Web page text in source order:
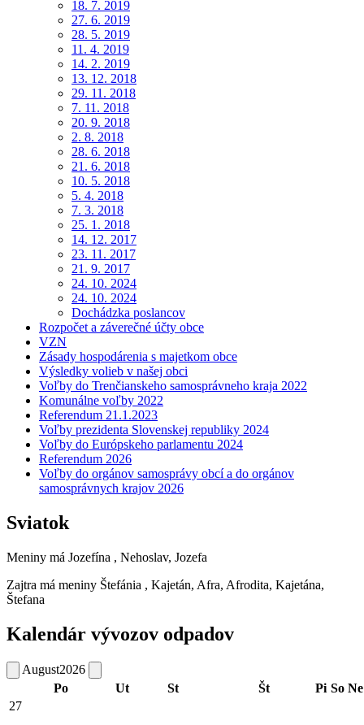
18. 7. 2019
27. 6. 2019
28. 5. 2019
11. 4. 2019
14. 2. 2019
13. 12. 2018
29. 11. 2018
7. 11. 2018
20. 9. 2018
2. 8. 2018
28. 6. 2018
21. 6. 2018
10. 5. 2018
5. 4. 2018
7. 3. 2018
25. 1. 2018
14. 12. 2017
23. 11. 2017
21. 9. 2017
24. 10. 2024
24. 10. 2024
Dochádzka poslancov
Rozpočet a záverečné účty obce
VZN
Zásady hospodárenia s majetkom obce
Výsledky volieb v našej obci
Voľby do Trenčianskeho samosprávneho kraja 2022
Komunálne voľby 2022
Referendum 21.1.2023
Voľby prezidenta Slovenskej republiky 2024
Voľby do Európskeho parlamentu 2024
Referendum 2026
Voľby do orgánov samosprávy obcí a do orgánov
samosprávnych krajov 2026
Sviatok
Meniny má Jozefína , Nehoslav, Jozefa
Zajtra má meniny Štefánia , Kajetán, Afra, Afrodita, Kajetána,
Štefana
Kalendár vývozov odpadov
August2026
Po
Ut St Št Pi So Ne
27